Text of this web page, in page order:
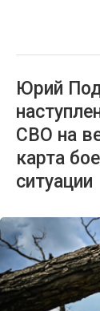
Юрий
СВО на
карта
ситуации